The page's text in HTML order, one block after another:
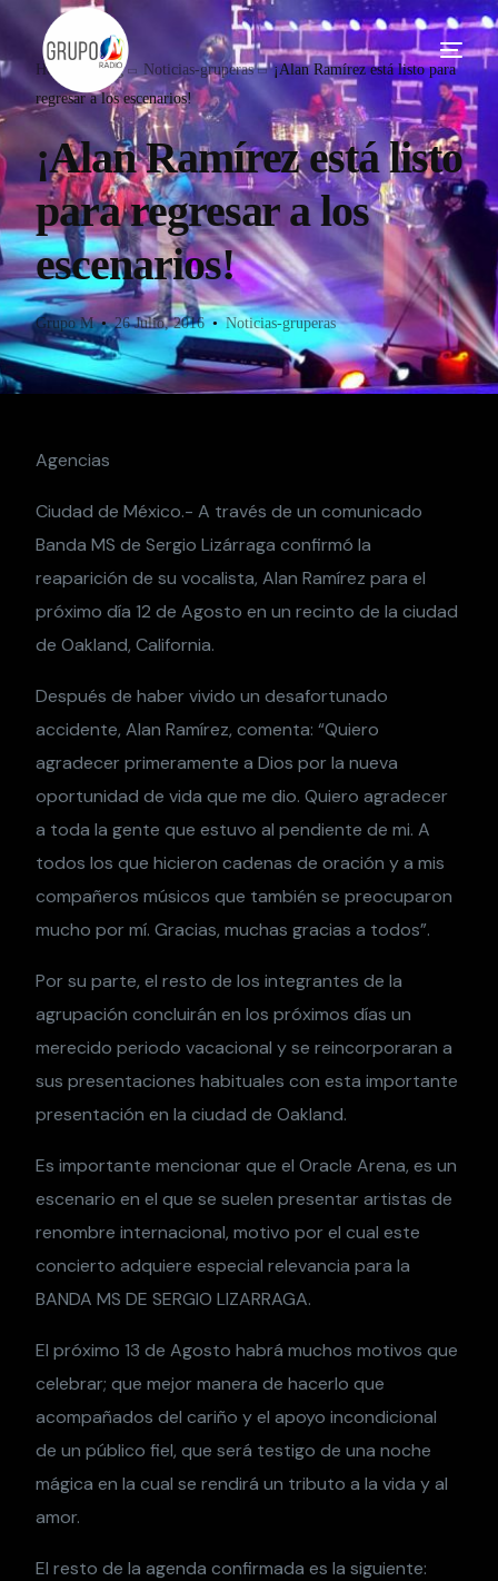
Home Blog Noticias-gruperas
¡Alan Ramírez está listo para
regresar a los escenarios!
¡Alan Ramírez está listo
para regresar a los
escenarios!
Grupo M 26 Julio, 2016 Noticias-gruperas
Agencias
Ciudad de México.- A través de un comunicado
Banda MS de Sergio Lizárraga confirmó la
reaparición de su vocalista, Alan Ramírez para el
próximo día 12 de Agosto en un recinto de la ciudad
de Oakland, California.
Después de haber vivido un desafortunado
accidente, Alan Ramírez, comenta: “Quiero
agradecer primeramente a Dios por la nueva
oportunidad de vida que me dio. Quiero agradecer
a toda la gente que estuvo al pendiente de mi. A
todos los que hicieron cadenas de oración y a mis
compañeros músicos que también se preocuparon
mucho por mí. Gracias, muchas gracias a todos”.
Por su parte, el resto de los integrantes de la
agrupación concluirán en los próximos días un
merecido periodo vacacional y se reincorporaran a
sus presentaciones habituales con esta importante
presentación en la ciudad de Oakland.
Es importante mencionar que el Oracle Arena, es un
escenario en el que se suelen presentar artistas de
renombre internacional, motivo por el cual este
concierto adquiere especial relevancia para la
BANDA MS DE SERGIO LIZARRAGA.
El próximo 13 de Agosto habrá muchos motivos que
celebrar; que mejor manera de hacerlo que
acompañados del cariño y el apoyo incondicional
de un público fiel, que será testigo de una noche
mágica en la cual se rendirá un tributo a la vida y al
amor.
El resto de la agenda confirmada es la siguiente: